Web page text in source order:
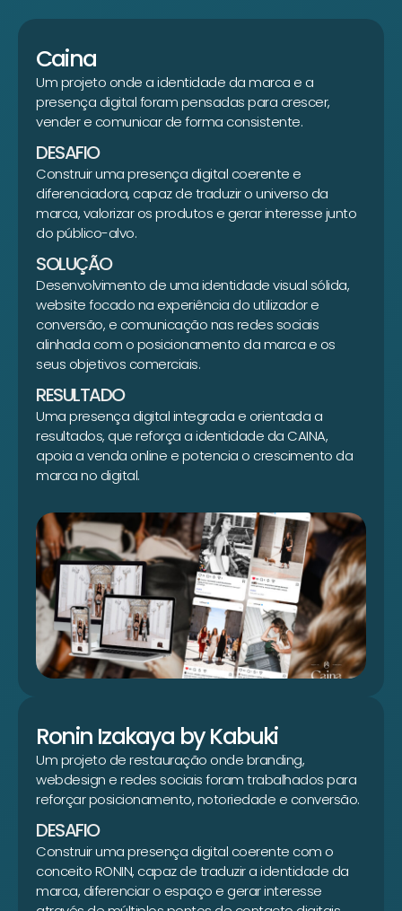
Caina
Um projeto onde a identidade da marca e a
presença digital foram pensadas para crescer,
vender e comunicar de forma consistente.
DESAFIO
Construir uma presença digital coerente e
diferenciadora, capaz de traduzir o universo da
marca, valorizar os produtos e gerar interesse junto
do público-alvo.
SOLUÇÃO
Desenvolvimento de uma identidade visual sólida,
website focado na experiência do utilizador e
conversão, e comunicação nas redes sociais
alinhada com o posicionamento da marca e os
seus objetivos comerciais.
RESULTADO
Uma presença digital integrada e orientada a
resultados, que reforça a identidade da CAINA,
apoia a venda online e potencia o crescimento da
marca no digital.
Ronin Izakaya by Kabuki
Um projeto de restauração onde branding,
webdesign e redes sociais foram trabalhados para
reforçar posicionamento, notoriedade e conversão.
DESAFIO
Construir uma presença digital coerente com o
conceito RONIN, capaz de traduzir a identidade da
marca, diferenciar o espaço e gerar interesse